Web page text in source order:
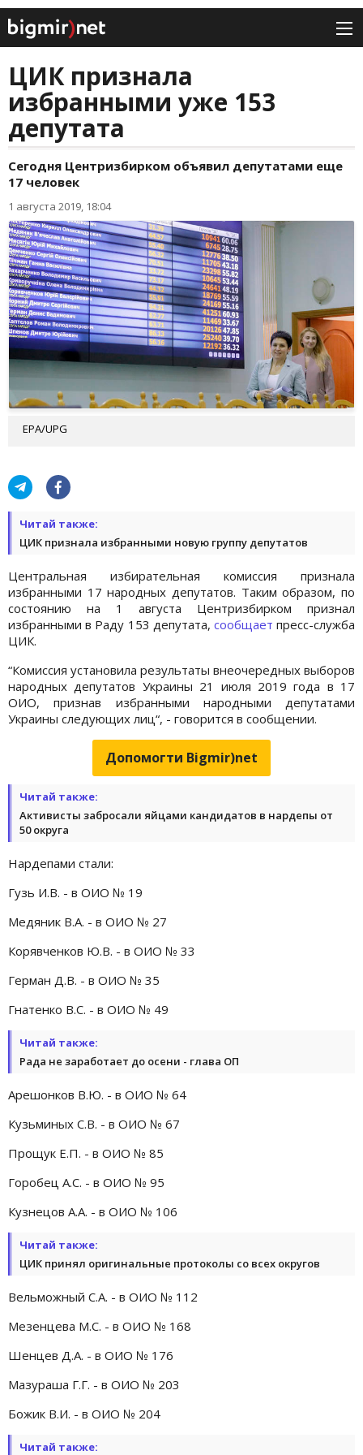
ЦИК признала
избранными уже 153
депутата
Сегодня Центризбирком объявил депутатами еще
17 человек
1 августа 2019, 18:04
EPA/UPG
Читай также:
ЦИК признала избранными новую группу депутатов
Центральная избирательная комиссия признала
избранными 17 народных депутатов. Таким образом, по
состоянию на 1 августа Центризбирком признал
избранными в Раду 153 депутата, сообщает пресс-служба
ЦИК.
“Комиссия установила результаты внеочередных выборов
народных депутатов Украины 21 июля 2019 года в 17
ОИО, признав избранными народными депутатами
Украины следующих лиц“, - говорится в сообщении.
Допомогти Bigmir)net
Читай также:
Активисты забросали яйцами кандидатов в нардепы от
50 округа
Нардепами стали:
Гузь И.В. - в ОИО № 19
Медяник В.А. - в ОИО № 27
Корявченков Ю.В. - в ОИО № 33
Герман Д.В. - в ОИО № 35
Гнатенко В.С. - в ОИО № 49
Читай также:
Рада не заработает до осени - глава ОП
Арешонков В.Ю. - в ОИО № 64
Кузьминых С.В. - в ОИО № 67
Прощук Е.П. - в ОИО № 85
Горобец А.С. - в ОИО № 95
Кузнецов А.А. - в ОИО № 106
Читай также:
ЦИК принял оригинальные протоколы со всех округов
Вельможный С.А. - в ОИО № 112
Мезенцева М.С. - в ОИО № 168
Шенцев Д.А. - в ОИО № 176
Мазураша Г.Г. - в ОИО № 203
Божик В.И. - в ОИО № 204
Читай также: